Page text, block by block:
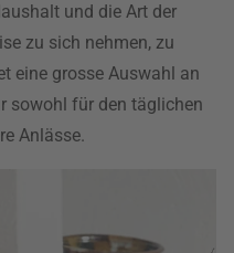
und die Art der
zu sich nehmen, zu
eine grosse Auswahl an
sowohl für den täglichen
Anlässe.